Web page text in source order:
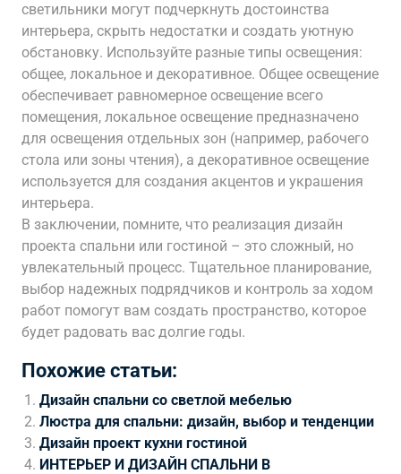
светильники могут подчеркнуть достоинства
интерьера, скрыть недостатки и создать уютную
обстановку. Используйте разные типы освещения:
общее, локальное и декоративное. Общее освещение
обеспечивает равномерное освещение всего
помещения, локальное освещение предназначено
для освещения отдельных зон (например, рабочего
стола или зоны чтения), а декоративное освещение
используется для создания акцентов и украшения
интерьера.
В заключении, помните, что реализация дизайн
проекта спальни или гостиной – это сложный, но
увлекательный процесс. Тщательное планирование,
выбор надежных подрядчиков и контроль за ходом
работ помогут вам создать пространство, которое
будет радовать вас долгие годы.
Похожие статьи:
Дизайн спальни со светлой мебелью
Люстра для спальни: дизайн, выбор и тенденции
Дизайн проект кухни гостиной
ИНТЕРЬЕР И ДИЗАЙН СПАЛЬНИ В